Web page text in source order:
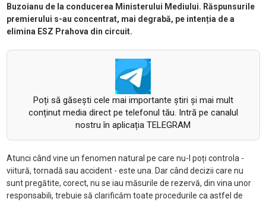
Buzoianu de la conducerea Ministerului Mediului. Răspunsurile
premierului s-au concentrat, mai degrabă, pe intenția de a
elimina ESZ Prahova din circuit.
Poți să găsești cele mai importante știri și mai mult
conținut media direct pe telefonul tău. Intră pe canalul
nostru în aplicația TELEGRAM
Atunci când vine un fenomen natural pe care nu-l poți controla -
viitură, tornadă sau accident - este una. Dar când decizii care nu
sunt pregătite, corect, nu se iau măsurile de rezervă, din vina unor
responsabili, trebuie să clarificăm toate procedurile ca astfel de